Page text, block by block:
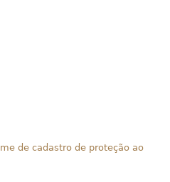
de cadastro de proteção ao